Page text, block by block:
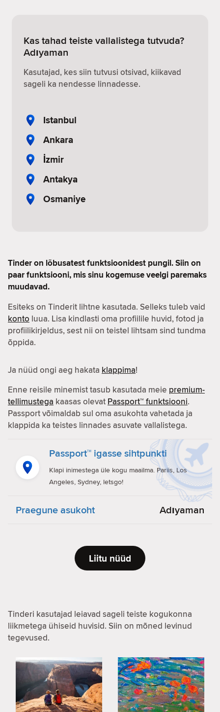
Kas tahad teiste vallalistega tutvuda?
Adıyaman
Kasutajad, kes siin tutvusi otsivad, kiikavad
sageli ka nendesse linnadesse.
Istanbul
Ankara
İzmir
Antakya
Osmaniye
Tinder on lõbusatest funktsioonidest pungil. Siin on
paar funktsiooni, mis sinu kogemuse veelgi paremaks
muudavad.
Esiteks on Tinderit lihtne kasutada. Selleks tuleb vaid
konto luua. Lisa kindlasti oma profiilile huvid, fotod ja
profiilikirjeldus, sest nii on teistel lihtsam sind tundma
õppida.
Ja nüüd ongi aeg hakata klappima!
Enne reisile minemist tasub kasutada meie premium-
tellimustega kaasas olevat Passport™ funktsiooni.
Passport võimaldab sul oma asukohta vahetada ja
klappida ka teistes linnades asuvate vallalistega.
Passport™ igasse sihtpunkti
Klapi inimestega üle kogu maailma. Pariis, Los
Angeles, Sydney, letsgo!
Praegune asukoht Adıyaman
Liitu nüüd
Tinderi kasutajad leiavad sageli teiste kogukonna
liikmetega ühiseid huvisid. Siin on mõned levinud
tegevused.